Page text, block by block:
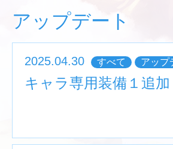
アップデート
2025.04.30 すべて アップ
キャラ専用装備１追加